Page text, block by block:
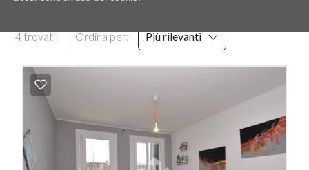
4 trovati! Ordina per: Più rilevanti
SIAMO
IMMOBILI
SERVIZI
Qualsiasi
Vendita
Affitto
Scegli
dove